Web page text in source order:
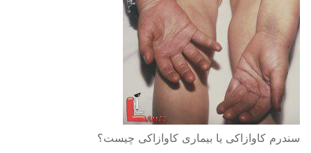
سندرم کاوازاکی یا بیماری کاوازاکی چیست؟